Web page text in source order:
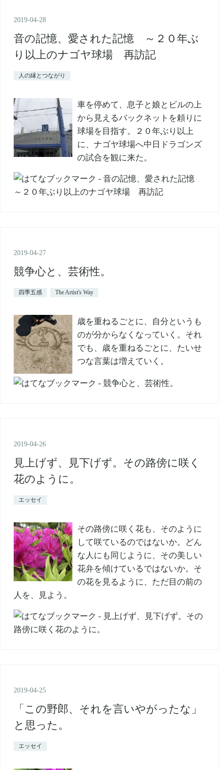
2019-04-28
音の記憶、愛された記憶 ～２０年ぶ
り以上のナゴヤ球場 再訪記
人の縁とつながり
車を停めて、息子と娘とビルの上
から見えるバックネットを頼りに
球場を目指す。２０年ぶり以上
に、ナゴヤ球場へ中日ドラゴンズ
の試合を観に来た。
2019-04-27
競争心と、芸術性。
四季五感 The Artist's Way
歳を重ねるごとに、自分というも
のが分からなくなっていく。それ
でも、歳を重ねるごとに、たいせ
つな言葉は増えていく。
2019-04-26
見上げず、見下げず。その路傍に咲く
花のように。
エッセイ
その路傍に咲く花も、そのように
して咲ているのではないか。どん
な人にも同じように、その美しい
花弁を傾けているではないか。そ
の花を見るように、ただ目の前の
人を、見よう。
2019-04-25
「この野郎、それを言いやがったな」
と思った。
エッセイ